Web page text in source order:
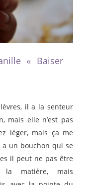
« Baiser
il a la senteur
mais elle n’est pas
léger, mais ça me
un bouchon qui se
il peut ne pas être
la matière, mais